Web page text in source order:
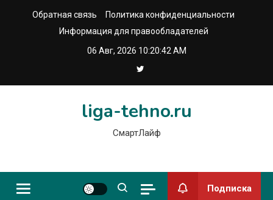
Обратная связь
Политика конфиденциальности
Информация для правообладателей
06 Авг, 2026 10:20:43 AM
liga-tehno.ru
СмартЛайф
Подписка